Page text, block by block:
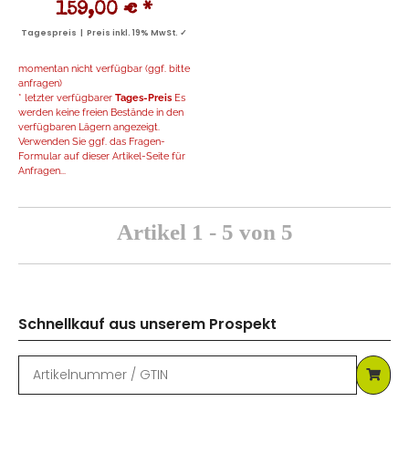
159,00 € *
Tagespreis | Preis inkl. 19% MwSt. ✓
momentan nicht verfügbar (ggf. bitte
anfragen)
* letzter verfügbarer Tages-Preis Es
werden keine freien Bestände in den
verfügbaren Lägern angezeigt.
Verwenden Sie ggf. das Fragen-
Formular auf dieser Artikel-Seite für
Anfragen...
Artikel 1 - 5 von 5
Schnellkauf aus unserem Prospekt